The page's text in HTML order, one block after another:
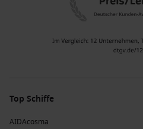
Top Schiffe
AIDAcosma